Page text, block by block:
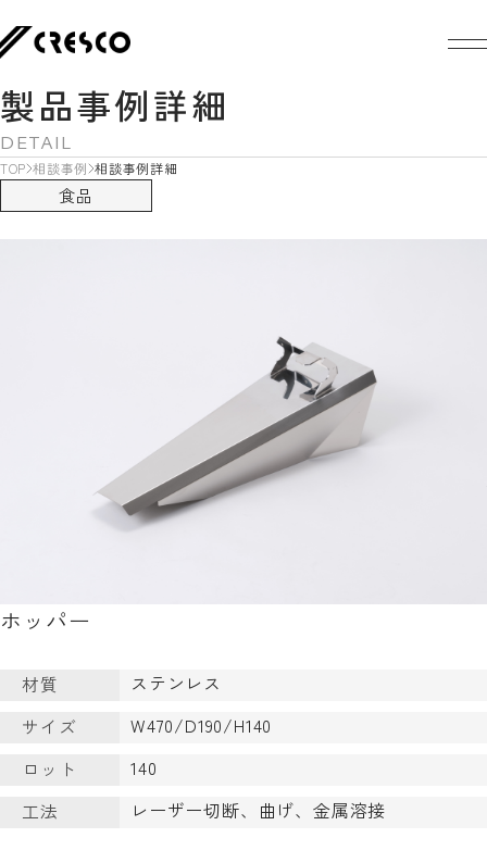
製品事例詳細
DETAIL
TOP 相談事例 相談事例詳細
食品
ホッパー
材質
ステンレス
サイズ
W470/D190/H140
ロット
140
工法
レーザー切断、曲げ、金属溶接